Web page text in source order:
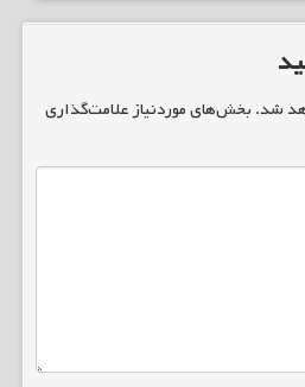
شد. بخش‌های موردنیاز علامت‌گذاری